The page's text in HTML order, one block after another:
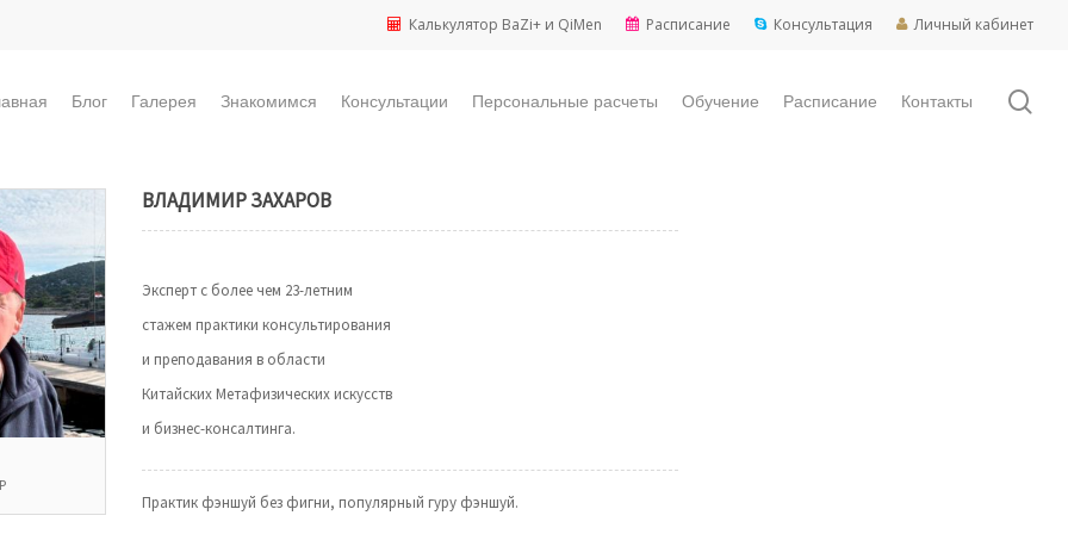
Калькулятор BaZi+ и QiMen Расписание Консультация Личный кабинет
Блог Галерея Знакомимся Консультации Персональные расчеты Обучение Расписание Контакты
ВЛАДИМИР ЗАХАРОВ
Эксперт с более чем 23-летним
стажем практики консультирования
и преподавания в области
Китайских Метафизических искусств
и бизнес-консалтинга.
Практик фэншуй без фигни, популярный гуру фэншуй.